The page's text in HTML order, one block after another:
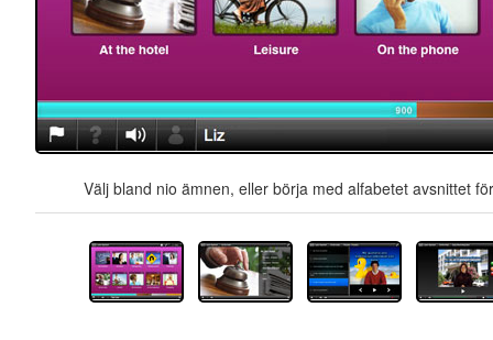
Välj bland nio ämnen, eller börja med alfabetet avsnittet